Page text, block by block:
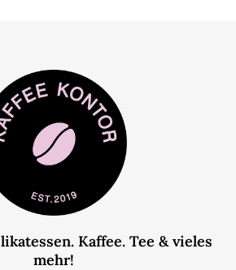
Kaffee. Tee & vieles
mehr!